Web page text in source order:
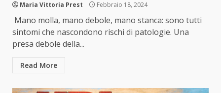
Maria Vittoria Prest Febbraio 18, 2024
Mano molla, mano debole, mano stanca: sono tutti
sintomi che nascondono rischi di patologie. Una
presa debole della...
Read More